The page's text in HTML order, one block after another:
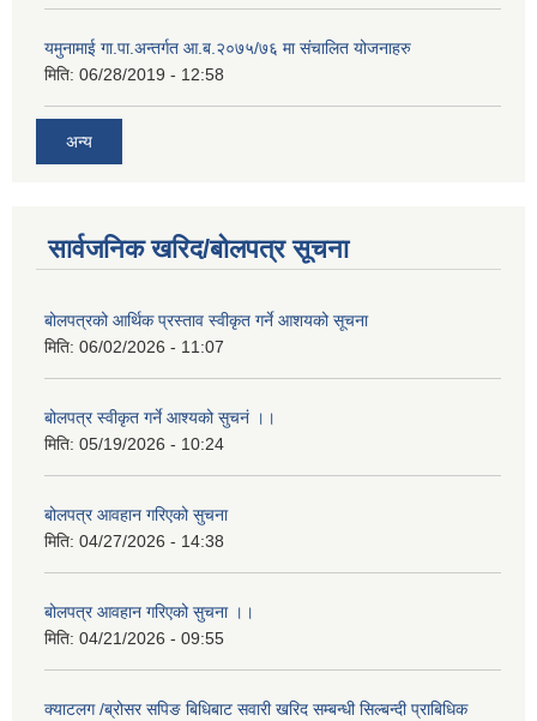
यमुनामाई गा.पा.अन्तर्गत आ.ब.२०७५/७६ मा संचालित योजनाहरु
मिति: 06/28/2019 - 12:58
अन्य
सार्वजनिक खरिद/बोलपत्र सूचना
बोलपत्रको आर्थिक प्रस्ताव स्वीकृत गर्ने आशयको सूचना
मिति: 06/02/2026 - 11:07
बोलपत्र स्वीकृत गर्ने आश्यको सुचनं ।।
मिति: 05/19/2026 - 10:24
बोलपत्र आवहान गरिएको सुचना
मिति: 04/27/2026 - 14:38
बोलपत्र आवहान गरिएको सुचना ।।
मिति: 04/21/2026 - 09:55
क्याटलग /ब्रोसर सपिङ बिधिबाट सवारी खरिद सम्बन्धी सिल्बन्दी प्राबिधिक